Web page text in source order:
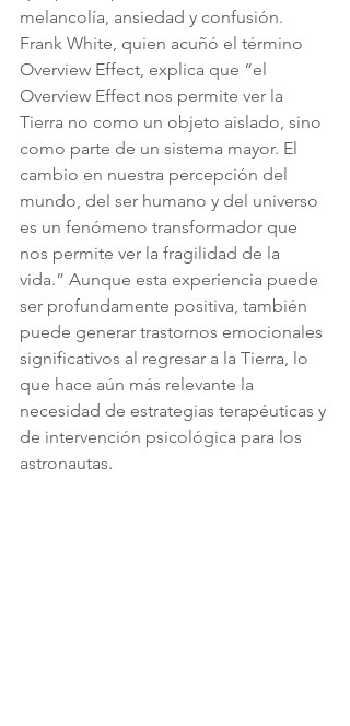
melancolía, ansiedad y confusión.
Frank White, quien acuñó el término
Overview Effect, explica que “el
Overview Effect nos permite ver la
Tierra no como un objeto aislado, sino
como parte de un sistema mayor. El
cambio en nuestra percepción del
mundo, del ser humano y del universo
es un fenómeno transformador que
nos permite ver la fragilidad de la
vida.” Aunque esta experiencia puede
ser profundamente positiva, también
puede generar trastornos emocionales
significativos al regresar a la Tierra, lo
que hace aún más relevante la
necesidad de estrategias terapéuticas y
de intervención psicológica para los
astronautas.